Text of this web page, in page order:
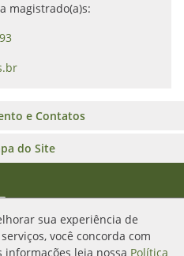
sua experiência de
você concorda com
informações leia nossa Política
magistrado(a)s:
e Contatos
do Site
YouTube
Acessar Flickr
Acessar SoundCloud
208